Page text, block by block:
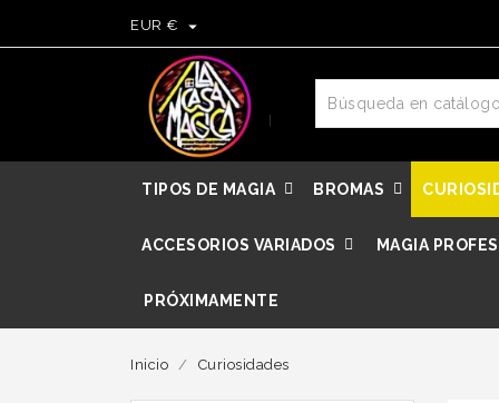
EUR € 
TIPOS DE MAGIA BROMAS
ACCESORIOS VARIADOS MAGIA
PRÓXIMAMENTE
Inicio Curiosidades